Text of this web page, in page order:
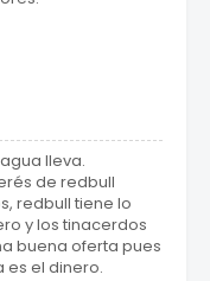
lleva.
de redbull
redbull tiene lo
y los tinacerdos
buena oferta pues
es el dinero.